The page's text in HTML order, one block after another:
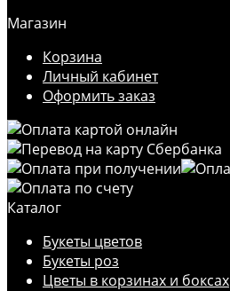
Магазин
Корзина
Личный кабинет
Оформить заказ
Каталог
Букеты цветов
Букеты роз
Цветы в корзинах и боксах